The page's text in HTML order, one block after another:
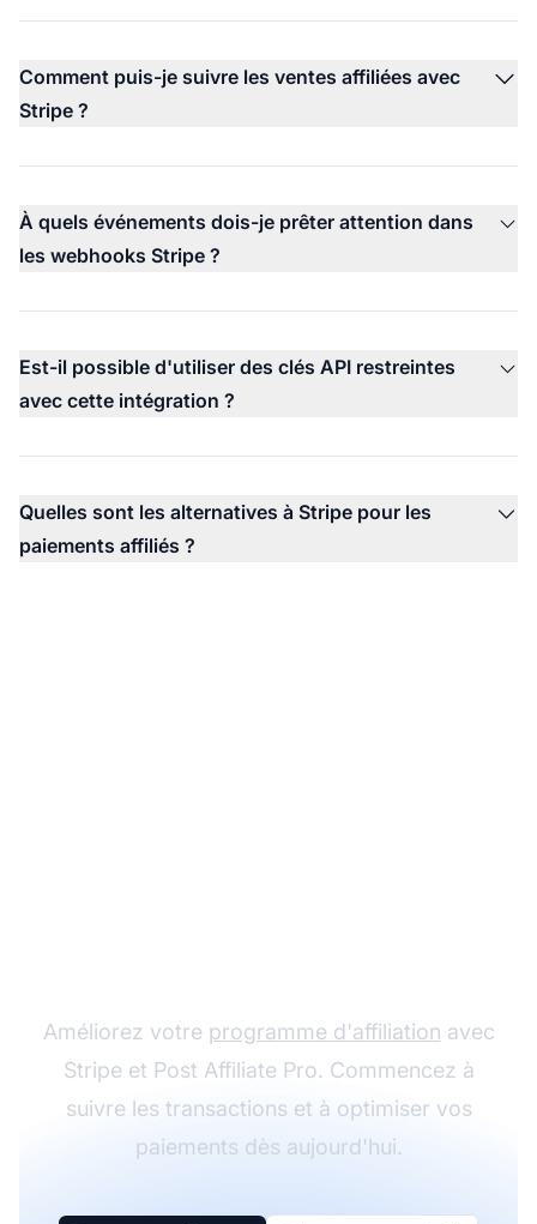
Comment puis-je suivre les ventes affiliées avec
Stripe ?
À quels événements dois-je prêter attention dans
les webhooks Stripe ?
Est-il possible d'utiliser des clés API restreintes
avec cette intégration ?
Quelles sont les alternatives à Stripe pour les
paiements affiliés ?
Améliorez votre programme d'affiliation avec
Stripe et Post Affiliate Pro. Commencez à
suivre les transactions et à optimiser vos
paiements dès aujourd'hui.